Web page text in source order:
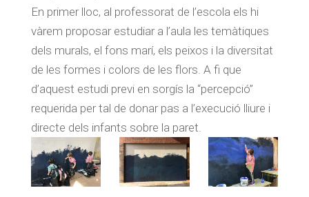
En primer lloc, al professorat de l’escola els hi
vàrem proposar estudiar a l’aula les temàtiques
dels murals, el fons marí, els peixos i la diversitat
de les formes i colors de les flors. A fi que
d’aquest estudi previ en sorgís la “percepció”
requerida per tal de donar pas a l’execució lliure i
directe dels infants sobre la paret.